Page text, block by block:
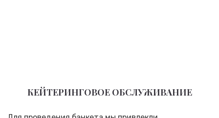
КЕЙТЕРИНГОВОЕ ОБСЛУЖИВАНИЕ